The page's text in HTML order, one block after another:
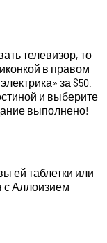
телевизор, то
в правом
за $50.
и выберите
выполнено!
ей таблетки или
с Аллоизием